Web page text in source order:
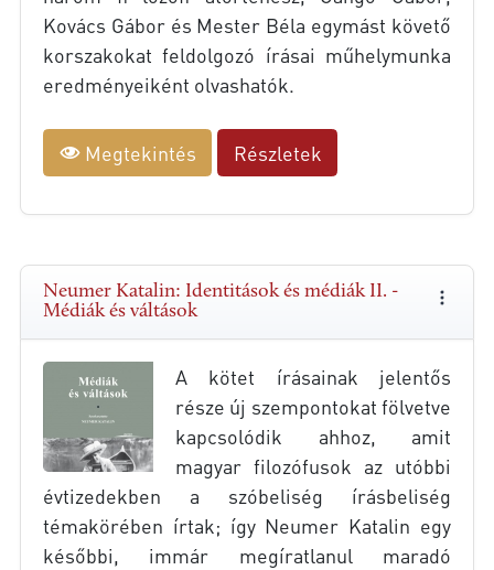
Kovács Gábor és Mester Béla egymást követő
korszakokat feldolgozó írásai műhelymunka
eredményeiként olvashatók.
Megtekintés Részletek
Neumer Katalin: Identitások és médiák II. -
Médiák és váltások
A kötet írásainak jelentős
része új szempontokat fölvetve
kapcsolódik ahhoz, amit
magyar filozófusok az utóbbi
évtizedekben a szóbeliség írásbeliség
témakörében írtak; így Neumer Katalin egy
későbbi, immár megíratlanul maradó